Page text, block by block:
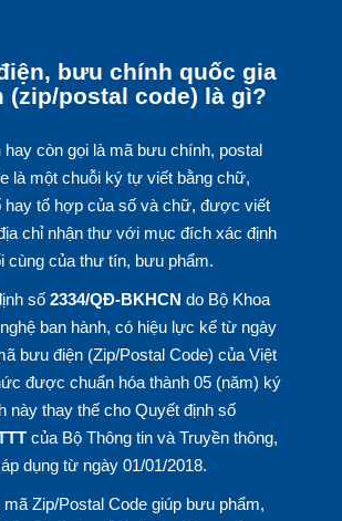
bưu chính quốc gia
(zip/postal code) là gì?
hay còn gọi là mã bưu chính, postal
là một chuỗi ký tự viết bằng chữ,
hay tổ hợp của số và chữ, được viết
chỉ nhận thư với mục đích xác định
cùng của thư tín, bưu phẩm.
số 2334/QĐ-BKHCN do Bộ Khoa
ban hành, có hiệu lực kể từ ngày
bưu điện (Zip/Postal Code) của Việt
được chuẩn hóa thành 05 (năm) ký
này thay thế cho Quyết định số
của Bộ Thông tin và Truyền thông,
dụng từ ngày 01/01/2018.
Zip/Postal Code giúp bưu phẩm,